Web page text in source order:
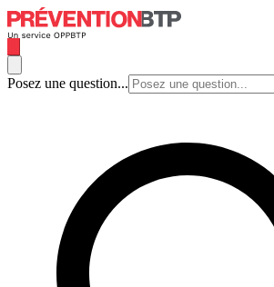
Posez une question...